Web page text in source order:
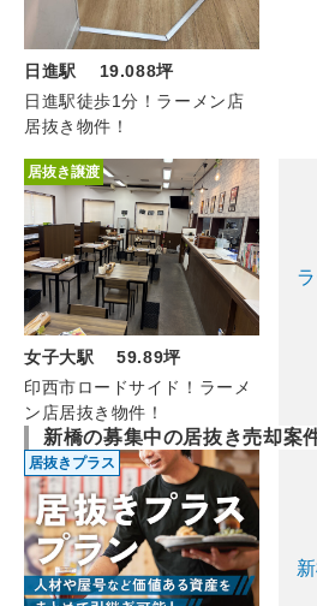
日進駅 19.088坪
日進駅徒歩1分！ラーメン店
居抜き物件！
居抜き譲渡
女子大駅 59.89坪
印西市ロードサイド！ラーメ
ン店居抜き物件！
新橋の募集中の居抜き売却案
居抜きプラス